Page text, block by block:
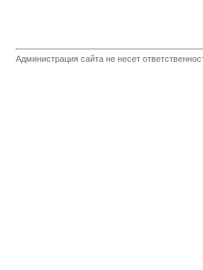
Администрация сайта не несет